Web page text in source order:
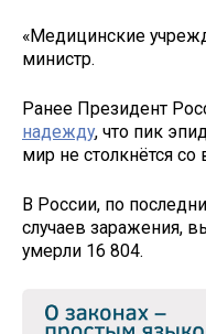
«Медицинские
министр.
Ранее Президент
надежду, что пик
мир не столкнётся со
В России, по
случаев заражения,
умерли 16 804.